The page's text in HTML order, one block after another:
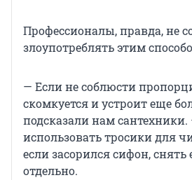
Профессионалы, правда, не
злоупотреблять этим
— Если не соблюсти
скомкуется и устроит еще
подсказали нам
использовать тросики для
если засорился сифон,
отдельно.